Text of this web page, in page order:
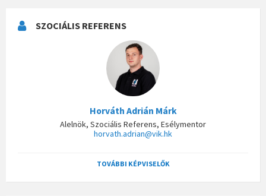
SZOCIÁLIS REFERENS
Horváth Adrián Márk
Alelnök, Szociális Referens, Esélymentor
horvath.adrian@vik.hk
TOVÁBBI KÉPVISELŐK